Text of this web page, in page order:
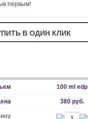
первым!
100 ml edp
380 руб.